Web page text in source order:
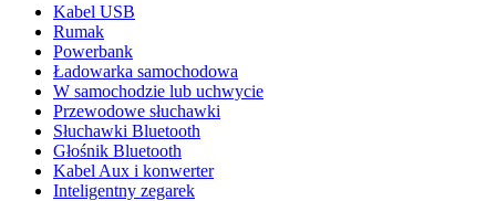
Kabel USB
Rumak
Powerbank
Ładowarka samochodowa
W samochodzie lub uchwycie
Przewodowe słuchawki
Słuchawki Bluetooth
Głośnik Bluetooth
Kabel Aux i konwerter
Inteligentny zegarek